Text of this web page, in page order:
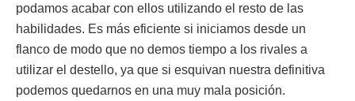
podamos acabar con ellos utilizando el resto de las
habilidades. Es más eficiente si iniciamos desde un
flanco de modo que no demos tiempo a los rivales a
utilizar el destello, ya que si esquivan nuestra definitiva
podemos quedarnos en una muy mala posición.